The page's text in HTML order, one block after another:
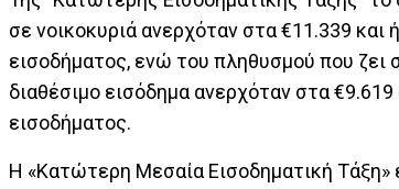
σε νοικοκυριά ανερχόταν στα €11.339 και
εισοδήματος, ενώ του πληθυσμού που ζει
διαθέσιμο εισόδημα ανερχόταν στα
εισοδήματος.
Η «Κατώτερη Μεσαία Εισοδηματική Τάξη»